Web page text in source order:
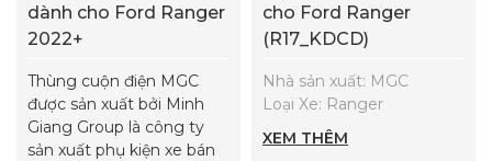
dành cho Ford Ranger
2022+
Thùng cuộn điện MGC
được sản xuất bởi Minh
Giang Group là công ty
sản xuất phụ kiện xe bán
cho Ford Ranger
(R17_KDCD)
Nhà sản xuất: MGC
Loại Xe: Ranger
XEM THÊM